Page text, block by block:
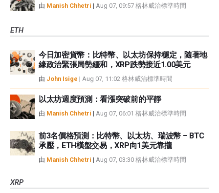
由 Manish Chhetri | Aug 07, 09:57 格林威治標準時間
ETH
今日加密貨幣：比特幣、以太坊保持穩定，隨著地
緣政治緊張局勢緩和，XRP跌勢接近1.00美元
由 John Isige | Aug 07, 11:02 格林威治標準時間
以太坊週度預測：看漲突破前的平靜
由 Manish Chhetri | Aug 07, 06:01 格林威治標準時間
前3名價格預測：比特幣、以太坊、瑞波幣 – BTC
承壓，ETH橫盤交易，XRP向1美元靠攏
由 Manish Chhetri | Aug 07, 03:30 格林威治標準時間
XRP